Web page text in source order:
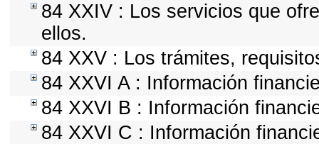
84 XXIV : Los servicios que
ellos.
84 XXV : Los trámites,
84 XXVI A : Información
84 XXVI B : Información
84 XXVI C : Información